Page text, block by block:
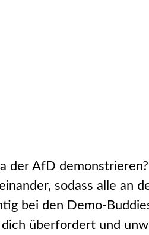
der AfD
sodass alle an
bei den Demo-
überfordert und